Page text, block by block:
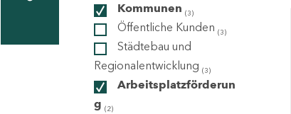
Kommunen (3)
Öffentliche Kunden (3)
Städtebau und
Regionalentwicklung (3)
Arbeitsplatzförderun
g (2)